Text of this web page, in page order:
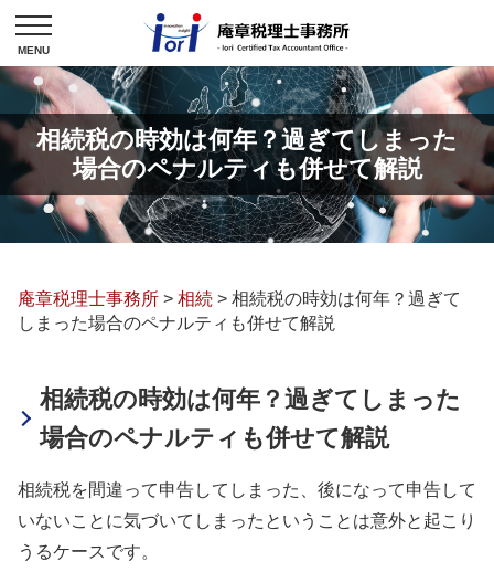
相続税の時効は何年？過ぎてしまった
場合のペナルティも併せて解説
庵章税理士事務所 > 相続 > 相続税の時効は何年？過ぎて
しまった場合のペナルティも併せて解説
相続税の時効は何年？過ぎてしまった
場合のペナルティも併せて解説
相続税を間違って申告してしまった、後になって申告して
いないことに気づいてしまったということは意外と起こり
うるケースです。